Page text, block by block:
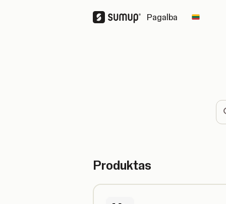
Pagalba Change
Produktas